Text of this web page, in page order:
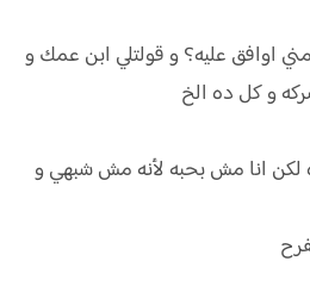
اوافق عليه؟ و قولتلي ابن عمك و
و كل ده الخ
لكن انا مش بحبه لأنه مش شبهي و